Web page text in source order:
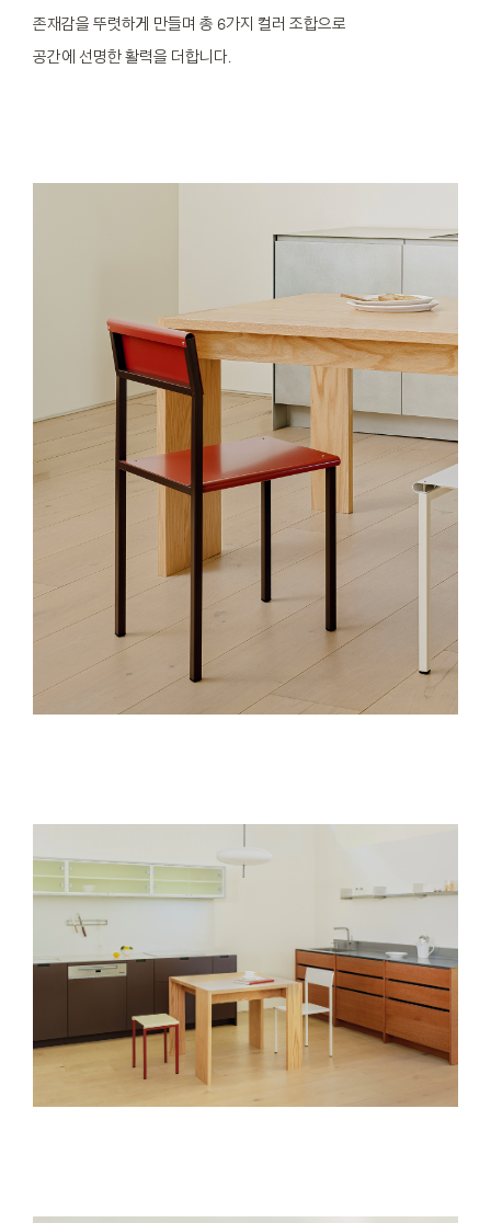
존재감을 뚜렷하게 만들며 총 6가지 컬러 조합으로
공간에 선명한 활력을 더합니다.